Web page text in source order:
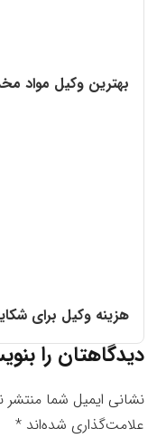
بهترین وکیل مواد
هزینه وکیل برای
دیدگاهتان را
نشانی ایمیل شما
علامت‌گذاری شده‌اند *